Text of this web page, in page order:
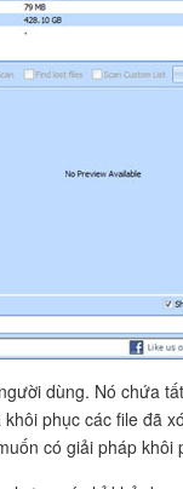
dùng. Nó chứa
phục các file đã
có giải pháp khôi